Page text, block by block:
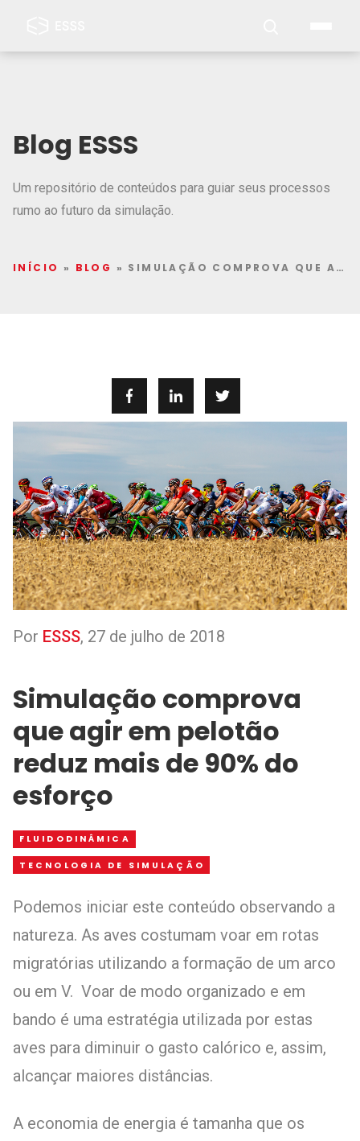
Blog ESSS
Um repositório de conteúdos para guiar seus processos
rumo ao futuro da simulação.
INÍCIO » BLOG » SIMULAÇÃO COMPROVA QUE AGIR EM PELOTÃO REDUZ MAIS DE 90% DO ESFORÇO
Por ESSS, 27 de julho de 2018
Simulação comprova
que agir em pelotão
reduz mais de 90% do
esforço
FLUIDODINÂMICA
TECNOLOGIA DE SIMULAÇÃO
Podemos iniciar este conteúdo observando a
natureza. As aves costumam voar em rotas
migratórias utilizando a formação de um arco
ou em V. Voar de modo organizado e em
bando é uma estratégia utilizada por estas
aves para diminuir o gasto calórico e, assim,
alcançar maiores distâncias.
A economia de energia é tamanha que os